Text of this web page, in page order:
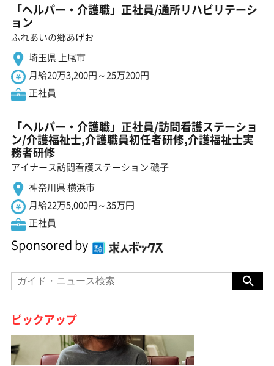
「ヘルパー・介護職」正社員/通所リハビリテーシ
ョン
ふれあいの郷あげお
埼玉県 上尾市
月給20万3,200円～25万200円
正社員
「ヘルパー・介護職」正社員/訪問看護ステーショ
ン/介護福祉士,介護職員初任者研修,介護福祉士実
務者研修
アイナース訪問看護ステーション 磯子
神奈川県 横浜市
月給22万5,000円～35万円
正社員
Sponsored by
ピックアップ